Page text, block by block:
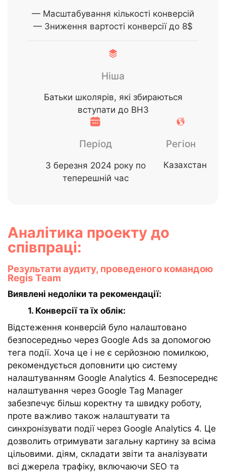
— Масштабування кількості конверсій
— Зниження вартості конверсії до 8$
Ніша
Батьки школярів, які збираються
вступати до ВНЗ
Період
З березня 2024 року по
теперешній час
Регіон
Казахстан
Аналітика проекту до
співпраці:
Результати аудиту, проведеного командою
Regis Team
Виявлені недоліки та рекомендації:
1. Конверсії та їх облік:
Відстеження конверсій було налаштовано
безпосередньо через Google Ads за допомогою
тега події. Хоча це і не є серйозною помилкою,
рекомендується доповнити цю систему
налаштуванням Google Analytics 4. Безпосереднє
налаштування через Google Tag Manager
забезпечує більш коректну та швидку роботу,
проте важливо також налаштувати та
синхронізувати події через Google Analytics 4. Це
дозволить отримувати загальну картину за всіма
цільовими. діям, складати звіти та аналізувати
всі джерела трафіку, включаючи SEO та